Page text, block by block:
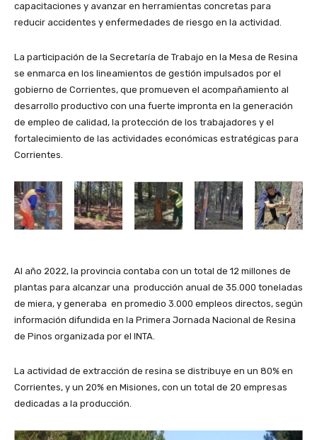
capacitaciones y avanzar en herramientas concretas para
reducir accidentes y enfermedades de riesgo en la actividad.
La participación de la Secretaría de Trabajo en la Mesa de Resina
se enmarca en los lineamientos de gestión impulsados por el
gobierno de Corrientes, que promueven el acompañamiento al
desarrollo productivo con una fuerte impronta en la generación
de empleo de calidad, la protección de los trabajadores y el
fortalecimiento de las actividades económicas estratégicas para
Corrientes.
Al año 2022, la provincia contaba con un total de 12 millones de
plantas para alcanzar una producción anual de 35.000 toneladas
de miera, y generaba en promedio 3.000 empleos directos, según
información difundida en la Primera Jornada Nacional de Resina
de Pinos organizada por el INTA.
La actividad de extracción de resina se distribuye en un 80% en
Corrientes, y un 20% en Misiones, con un total de 20 empresas
dedicadas a la producción.